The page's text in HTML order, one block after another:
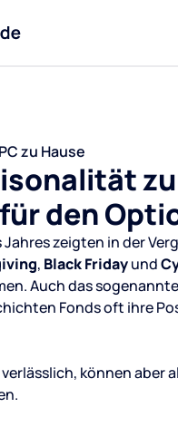
PC zu Hause
den
zeigten in der
, Black Fridayund
Auch das sogenannte
Fonds oft ihre
können aber